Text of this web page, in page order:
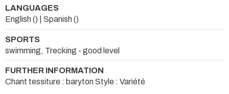
LANGUAGES
English () | Spanish ()
SPORTS
swimming, Trecking - good level
FURTHER INFORMATION
Chant tessiture : baryton Style : Variété